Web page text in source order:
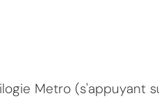
Metro (s'appuyant